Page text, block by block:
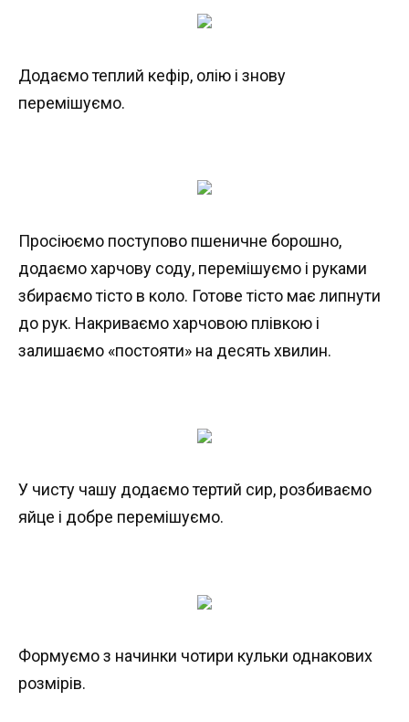
Додаємо теплий кефір, олію і знову
перемішуємо.
Просіюємо поступово пшеничне борошно,
додаємо харчову соду, перемішуємо і руками
збираємо тісто в коло. Готове тісто має липнути
до рук. Накриваємо харчовою плівкою і
залишаємо «постояти» на десять хвилин.
У чисту чашу додаємо тертий сир, розбиваємо
яйце і добре перемішуємо.
Формуємо з начинки чотири кульки однакових
розмірів.